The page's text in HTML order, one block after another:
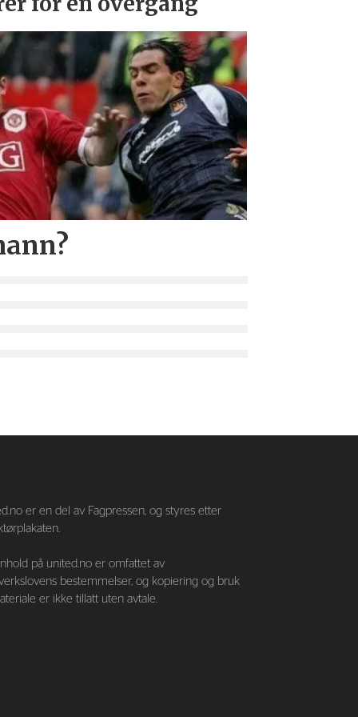
er en del av Fagpressen, og styres etter
på united.no er omfattet av
bestemmelser, og kopiering og bruk
er ikke tillatt uten avtale.